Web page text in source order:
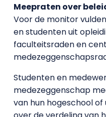
Meepraten over
Voor de monitor
en studenten uit
faculteitsraden en
Studenten en
medezeggenschap
van hun hogeschool